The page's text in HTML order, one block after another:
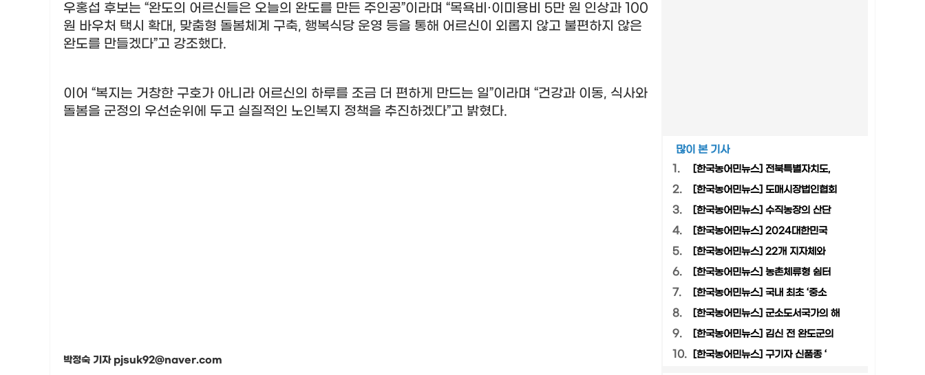
우홍섭 후보는 “완도의 어르신들은 오늘의 완도를 만든 주인공”이라며 “목욕비 ·이미용비 5만 원 인상과 100
원 바우처 택시 확대, 맞춤형 돌봄체계 구축, 행복식당 운영 등을 통해 어르신이 외롭지 않고 불편하지 않은
완도를 만들겠다”고 강조했다.
이어 “복지는 거창한 구호가 아니라 어르신의 하루를 조금 더 편하게 만드는 일”이라며 “건강과 이동, 식사와
돌봄을 군정의 우선순위에 두고 실질적인 노인복지 정책을 추진하겠다”고 밝혔다.
박정숙 기자 pjsuk92@naver.com
많이 본 기사
1.
[한국농어민뉴스] 전북특별자치도,
2. [한국농어민뉴스] 도매시장법인협회
3. [한국농어민뉴스] 수직농장의 산단
4. [한국농어민뉴스] 2024대한민국
5. [한국농어민뉴스] 22개 지자체와
6. [한국농어민뉴스] 농촌체류형 쉼터
7. [한국농어민뉴스] 국내 최초 ‘중소
8. [한국농어민뉴스] 군소도서국가의 해
9. [한국농어민뉴스] 김신 전 완도군의
10. [한국농어민뉴스] 구기자 신품종 ‘